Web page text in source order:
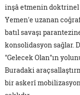
inşâ etmenin doktrinel
Yemen'e uzanan
batıl savaşı
konsolidasyon sağlar.
"Gelecek Olan"ın
Buradaki
bir askerî